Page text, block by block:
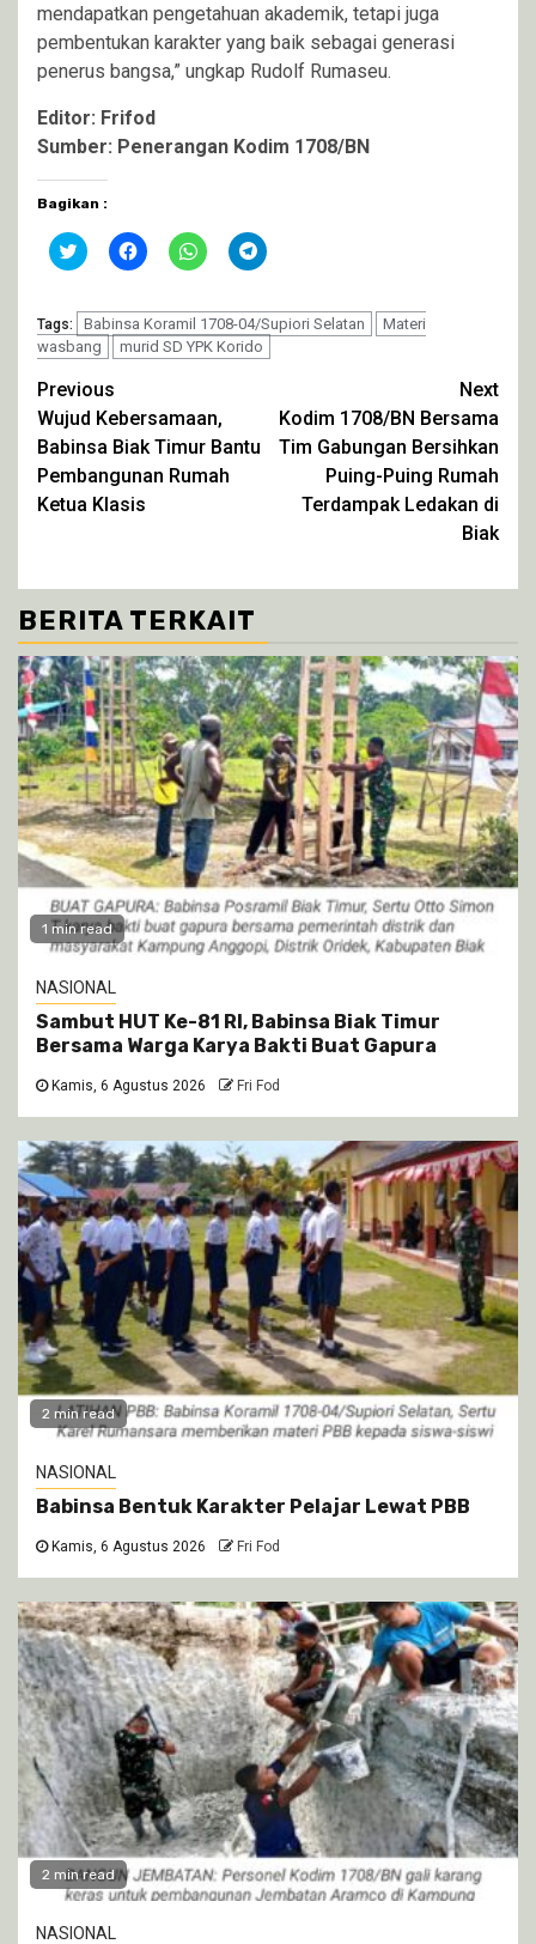
mendapatkan pengetahuan akademik, tetapi juga
pembentukan karakter yang baik sebagai generasi
penerus bangsa,” ungkap Rudolf Rumaseu.
Editor: Frifod
Sumber: Penerangan Kodim 1708/BN
Bagikan :
Klik
untuk
Twitter(Membuka
di
jendela
yang
Klik
untuk
Facebook(Membuka
di
jendela
yang
Klik
untuk
WhatsApp(Membuka
di
jendela
yang
Klik
untuk
Telegram(Membuka
di
jendela
yang
Tags: Babinsa Koramil 1708-04/Supiori Selatan
Materi
wasbang
murid SD YPK Korido
Continue
Reading
Previous
Wujud Kebersamaan,
Babinsa Biak Timur Bantu
Pembangunan Rumah
Ketua Klasis
Next
Kodim 1708/BN Bersama
Tim Gabungan Bersihkan
Puing-Puing Rumah
Terdampak Ledakan di
Biak
BERITA TERKAIT
1 min read
NASIONAL
Sambut HUT Ke-81 RI, Babinsa Biak Timur
Bersama Warga Karya Bakti Buat Gapura
Kamis, 6 Agustus 2026 Fri Fod
2 min read
NASIONAL
Babinsa Bentuk Karakter Pelajar Lewat PBB
Kamis, 6 Agustus 2026 Fri Fod
2 min read
NASIONAL